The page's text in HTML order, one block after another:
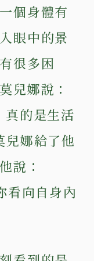
個身體有
眼中的景
很多困
兒娜說：
真的是生活
兒娜給了他
說：
向自身內